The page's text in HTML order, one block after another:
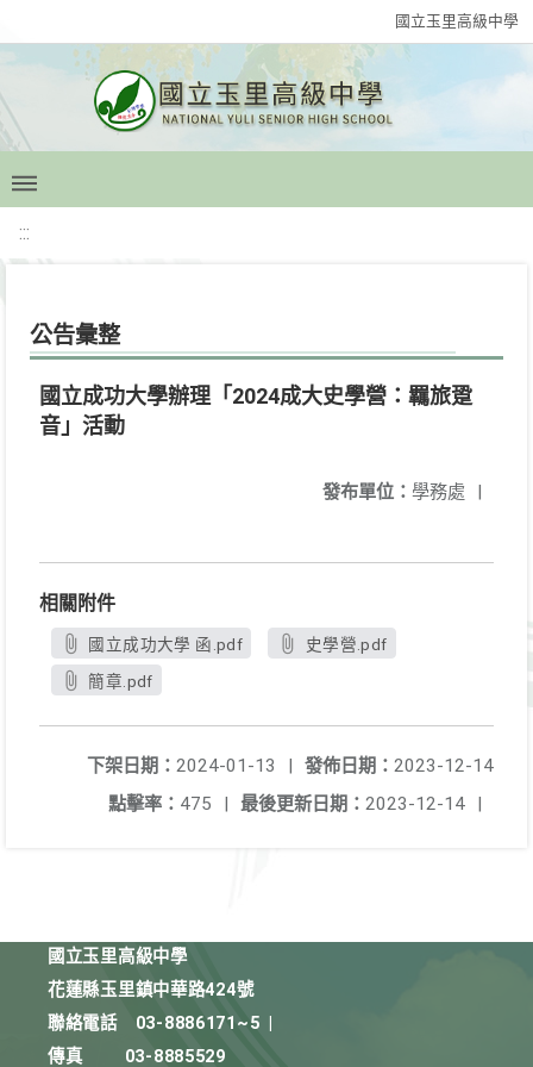
國立玉里高級中學
:::
公告彙整
國立成功大學辦理「2024成大史學營：羈旅跫
音」活動
發布單位： 學務處 |
相關附件
國立成功大學 函.pdf
史學營.pdf
簡章.pdf
發佈日期： 2023-12-14
下架日期： 2024-01-13
|
最後更新日期： 2023-12-14 |
點擊率： 475 |
國立玉里高級中學
花蓮縣玉里鎮中華路424號
聯絡電話
03-8886171~5
傳真
03-8885529